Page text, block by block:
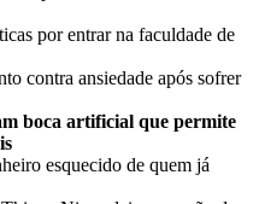
por entrar na faculdade de
contra ansiedade após sofrer
boca artificial que permite
esquecido de quem já